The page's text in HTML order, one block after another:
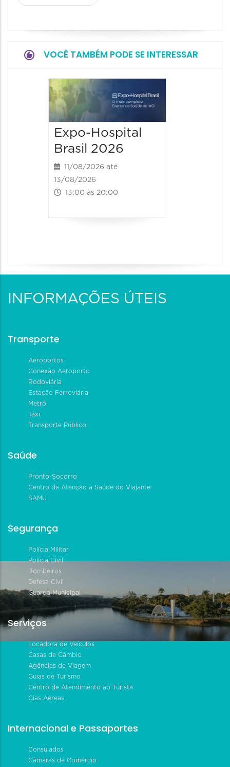
VOCÊ TAMBÉM PODE SE INTERESSAR
Expo-Hospital
Brasil 2026
11/08/2026 até
13/08/2026
13:00 às 20:00
INFORMAÇÕES ÚTEIS
Transporte
Aeroportos
Conexão Aeroporto
Rodoviária
Estação Ferroviária
Metrô
Táxi
Transporte Público
Saúde
Pronto-Socorro
Centro de Atenção à Saúde do Viajante
SAMU
Segurança
Polícia Militar
Polícia Civil
Bombeiros
Defesa Civil
Guarda Municipal
Serviços
Locadora de Veículos
Casas de Câmbio
Agências de Viagem
Guias de Turismo
Centro de Atendimento ao Turista
Cias Aéreas
Internacional e Passaportes
Consulados
Câmaras de Comércio